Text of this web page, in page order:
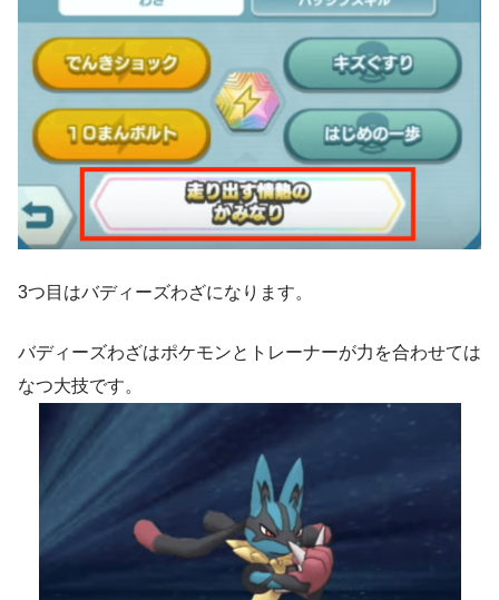
3つ目はバディーズわざになります。
バディーズわざはポケモンとトレーナーが力を合わせては
なつ大技です。